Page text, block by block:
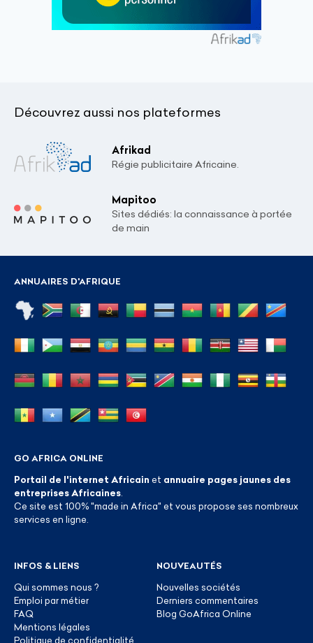
Découvrez aussi nos plateformes
Afrikad
Régie publicitaire Africaine.
Mapitoo
Sites dédiés: la connaissance à portée
de main
ANNUAIRES D'AFRIQUE
GO AFRICA ONLINE
Portail de l'internet Africain et annuaire pages jaunes des
entreprises Africaines
Ce site est 100% "made in Africa" et vous propose ses nombreux
services en ligne.
INFOS & LIENS
Qui sommes nous ?
Emploi par métier
FAQ
Mentions légales
Politique de confidentialité
NOUVEAUTÉS
Nouvelles sociétés
Derniers commentaires
Blog GoAfrica Online